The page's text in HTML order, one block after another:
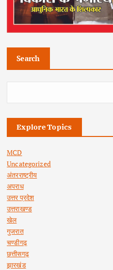
Search
Explore Topics
MCD
Uncategorized
अंतरराष्ट्रीय
अपराध
उत्तर प्रदेश
उत्तराखण्ड
खेल
गुजरात
चण्डीगढ़
छत्तीसगढ़
झारखंड